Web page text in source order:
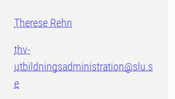
Therese Rehn
thv-
utbildningsadministration@slu.s
e